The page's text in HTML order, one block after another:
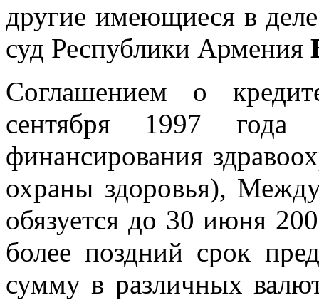
другие имеющиеся в
суд Республики Армения
Соглашением о
сентября 1997 года
финансирования
охраны здоровья),
обязуется до 30 июня
более поздний срок
сумму в различных